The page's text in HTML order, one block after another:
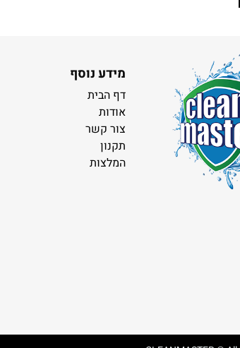
מידע נוסף
דף הבית
אודות
צור קשר
תקנון
המלצות